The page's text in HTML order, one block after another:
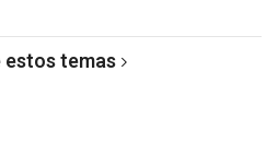
estos temas